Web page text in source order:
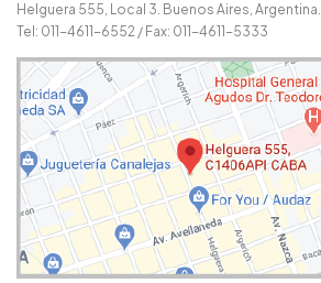
Helguera 555, Local 3. Buenos Aires, Argentina.
Tel: 011-4611-6552 / Fax: 011-4611-5333